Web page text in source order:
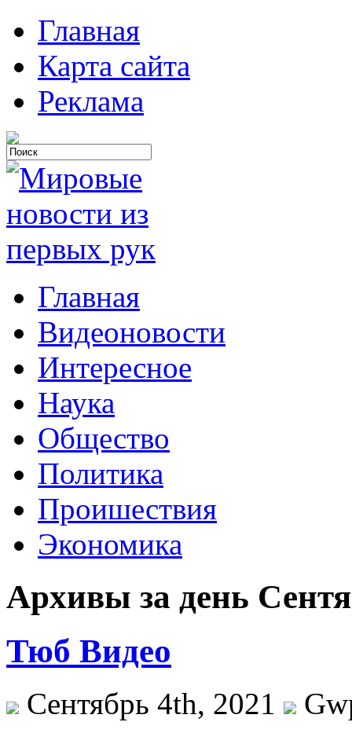
Главная
Карта сайта
Реклама
Главная
Видеоновости
Интересное
Наука
Общество
Политика
Проишествия
Экономика
Архивы за день
Тюб Видео
Сентябрь 4th, 2021